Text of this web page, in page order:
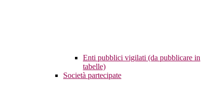
Enti pubblici vigilati (da pubblicare in
tabelle)
Società partecipate